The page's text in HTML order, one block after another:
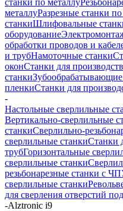
металлуРазрезные станки
станкиШлифовальные
оборудование
обработки проводов и
и трубНамоточные станки
оконСтанки для
станкиЗубообрабатывающие
пленкиСтанки для
-
Настольные сверлильные
Вертикально-сверлильные
станкиСверлильно-
сверлильные станкиСтанки
трубГоризонтальные
сверлильные станки
резьбонарезные станки с
сверлильные станки
для сверления отверстий
-Alztronic i9